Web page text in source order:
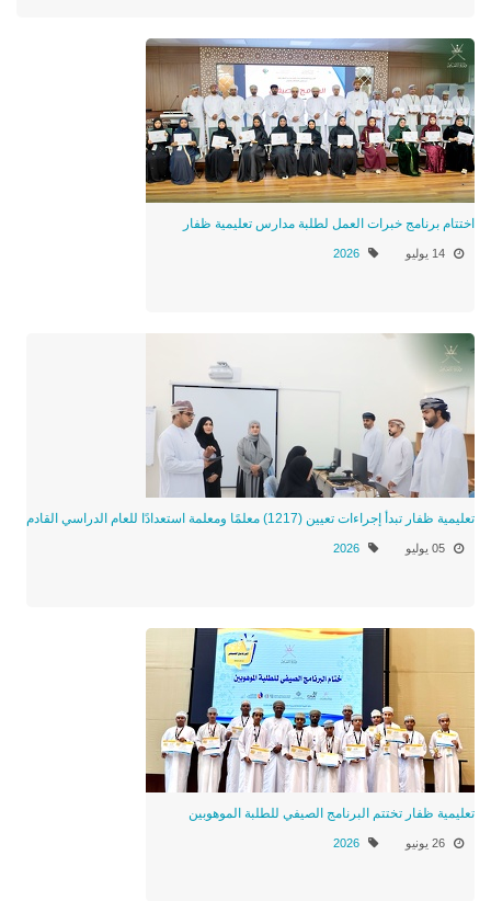
اختتام برنامج خبرات العمل لطلبة مدارس تعليمية ظفار
14 يوليو 2026
تعليمية ظفار تبدأ إجراءات تعيين (1217) معلمًا ومعلمة استعدادًا للعام الدراسي القادم
05 يوليو 2026
تعليمية ظفار تختتم البرنامج الصيفي للطلبة الموهوبين
26 يونيو 2026